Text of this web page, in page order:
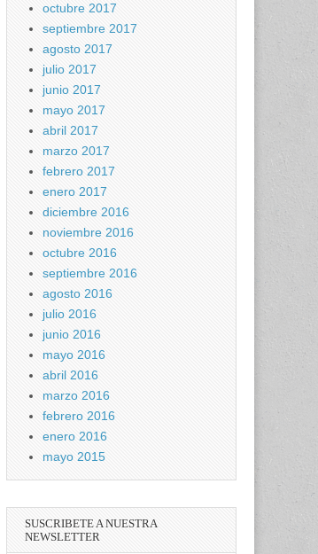
octubre 2017
septiembre 2017
agosto 2017
julio 2017
junio 2017
mayo 2017
abril 2017
marzo 2017
febrero 2017
enero 2017
diciembre 2016
noviembre 2016
octubre 2016
septiembre 2016
agosto 2016
julio 2016
junio 2016
mayo 2016
abril 2016
marzo 2016
febrero 2016
enero 2016
mayo 2015
SUSCRIBETE A NUESTRA
NEWSLETTER